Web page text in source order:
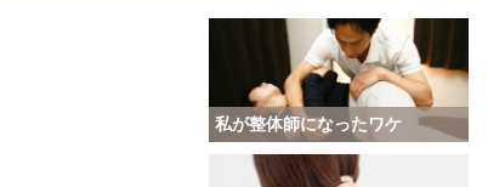
私が整体師になったワケ